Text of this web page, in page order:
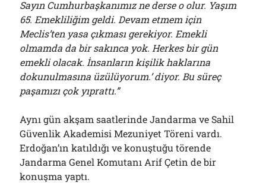
Sayın Cumhurbaşkanımız ne derse o olur. Yaşım
65. Emekliliğim geldi. Devam etmem için
Meclis’ten yasa çıkması gerekiyor. Emekli
olmamda da bir sakınca yok. Herkes bir gün
emekli olacak. İnsanların kişilik haklarına
dokunulmasına üzülüyorum.’ diyor. Bu süreç
paşamızı çok yıprattı.”
Aynı gün akşam saatlerinde Jandarma ve Sahil
Güvenlik Akademisi Mezuniyet Töreni vardı.
Erdoğan’ın katıldığı ve konuştuğu törende
Jandarma Genel Komutanı Arif Çetin de bir
konuşma yaptı.